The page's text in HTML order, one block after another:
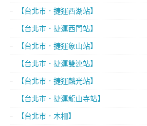
【台北市．捷運西湖站】
【台北市．捷運西門站】
【台北市．捷運象山站】
【台北市．捷運雙連站】
【台北市．捷運麟光站】
【台北市．捷運龍山寺站】
【台北市．木柵】